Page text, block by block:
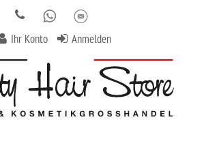
Ihr Konto Anmelden